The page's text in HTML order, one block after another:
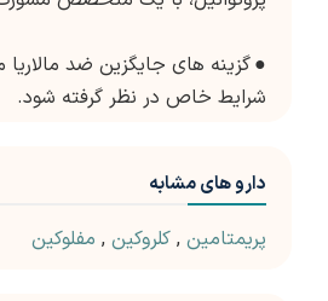
●گزینه های جایگزین ضد
شرایط خاص در نظر گرفته شود.
دارو های مشابه
پریمتامین , کلروکین , مفلوکین